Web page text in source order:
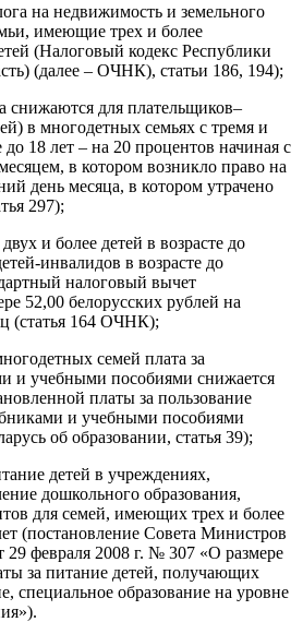
на недвижимость и земельного
имеющие трех и более
(Налоговый кодекс Республики
(далее – ОЧНК), статьи 186, 194);
снижаются для плательщиков–
в многодетных семьях с тремя и
до 18 лет – на 20 процентов начиная с
в котором возникло право на
день месяца, в котором утрачено
297);
и более детей в возрасте до
инвалидов в возрасте до
налоговый вычет
52,00 белорусских рублей на
(статья 164 ОЧНК);
семей плата за
и учебными пособиями снижается
платы за пользование
и учебными пособиями
об образовании, статья 39);
детей в учреждениях,
дошкольного образования,
для семей, имеющих трех и более
(постановление Совета Министров
29 февраля 2008 г. № 307 «О размере
за питание детей, получающих
специальное образование на уровне